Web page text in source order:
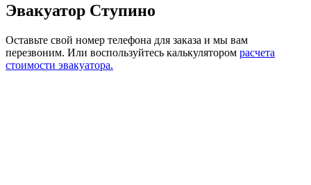
Эвакуатор Ступино
Оставьте свой номер телефона для заказа и мы вам
перезвоним. Или воспользуйтесь калькулятором расчета
стоимости эвакуатора.